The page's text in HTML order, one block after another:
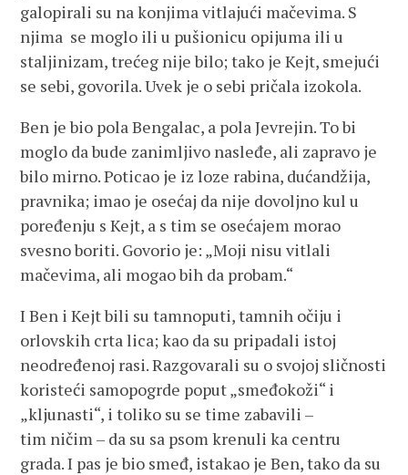
galopirali su na konjima vitlajući mačevima. S
njima se moglo ili u pušionicu opijuma ili u
staljinizam, trećeg nije bilo; tako je Kejt, smejući
se sebi, govorila. Uvek je o sebi pričala izokola.
Ben je bio pola Bengalac, a pola Jevrejin. To bi
moglo da bude zanimljivo nasleđe, ali zapravo je
bilo mirno. Poticao je iz loze rabina, dućandžija,
pravnika; imao je osećaj da nije dovoljno kul u
poređenju s Kejt, a s tim se osećajem morao
svesno boriti. Govorio je: „Moji nisu vitlali
mačevima, ali mogao bih da probam.“
I Ben i Kejt bili su tamnoputi, tamnih očiju i
orlovskih crta lica; kao da su pripadali istoj
neodređenoj rasi. Razgovarali su o svojoj sličnosti
koristeći samopogrde poput „smeđokoži“ i
„kljunasti“, i toliko su se time zabavili –
tim ničim – da su sa psom krenuli ka centru
grada. I pas je bio smeđ, istakao je Ben, tako da su